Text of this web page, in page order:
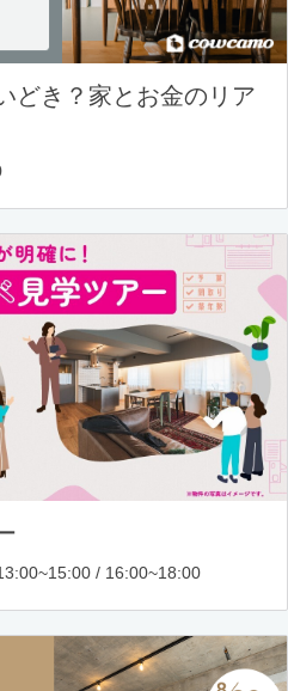
どき？家とお金のリア
/ 16:00~18:00